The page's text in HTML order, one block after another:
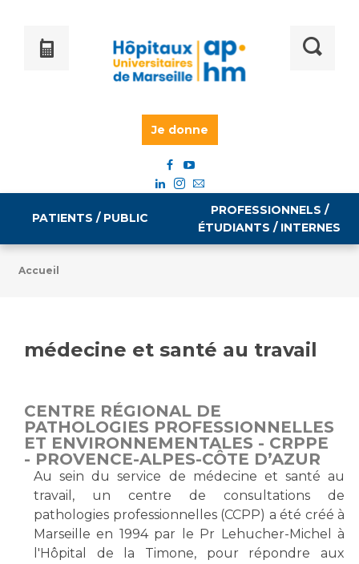
Je donne
PATIENTS / PUBLIC
Tarifs
Vous allez être hospitalisé(e)
Vous avez un examen d'imagerie ou de radiologie
à réaliser
Vous avez une analyse à réaliser
Vous venez en consultation
myaphm, votre espace santé en ligne
Infos COVID-19
PROFESSIONNELS /
ÉTUDIANTS / INTERNES
Emploi / formation
Emplois administratifs
Emplois médicaux
Espace Formation
Étudiants hospitaliers
Emplois techniques et médico-techniques
Emplois divers
Emplois socio-éducatifs
Accueil
médecine et santé au travail
CENTRE RÉGIONAL DE
PATHOLOGIES PROFESSIONNELLES
ET ENVIRONNEMENTALES - CRPPE
- PROVENCE-ALPES-CÔTE D’AZUR
Au sein du service de médecine et santé au
travail, un centre de consultations de
pathologies professionnelles (CCPP) a été créé à
Marseille en 1994 par le Pr Lehucher-Michel à
l'Hôpital de la Timone, pour répondre aux